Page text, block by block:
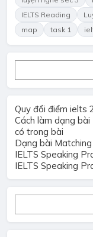
IELTS Reading
map
task 1
Quy đổi điểm ielts
Cách làm dạng
có trong bài
Dạng bài
IELTS Speaking
IELTS Speaking